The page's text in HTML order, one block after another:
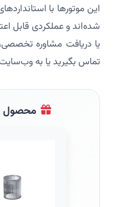
شده‌اند و عملکردی قابل
تماس بگیرید یا به
محصول